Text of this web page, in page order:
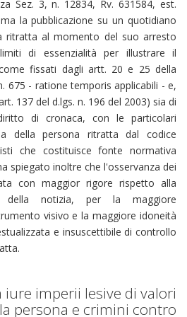
Sez. 3, n. 12834, Rv. 631584, est.
la pubblicazione su un quotidiano
ritratta al momento del suo arresto
di essenzialità per illustrare il
fissati dagli artt. 20 e 25 della
675 - ratione temporis applicabili - e,
137 del d.lgs. n. 196 del 2003) sia di
di cronaca, con le particolari
della persona ritratta dal codice
che costituisce fonte normativa
spiegato inoltre che l'osservanza dei
con maggior rigore rispetto alla
della notizia, per la maggiore
visivo e la maggiore idoneità
e insuscettibile di controllo
iure imperii lesive di valori
persona e crimini contro